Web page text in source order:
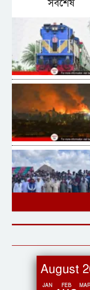
সর্বশেষ
August
JAN FEB